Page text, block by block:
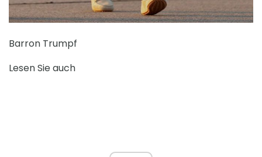
Barron Trumpf
Lesen Sie auch